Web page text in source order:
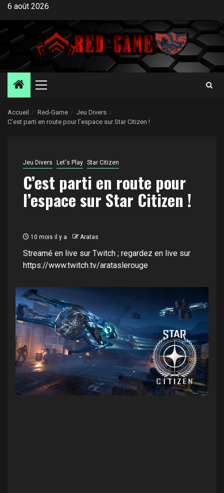
Aller
contenu
6 août 2026
Menu
Accueil Red-Game
Jeu Divers
C’est parti en route pour l’espace sur Star Citizen !
Jeu Divers Let's Play Star Citizen
C’est parti en route pour
l’espace sur Star Citizen !
10 mois il y a Aratas
Streamé en live sur Twitch ; regardez en live sur
https://www.twitch.tv/arataslerouge